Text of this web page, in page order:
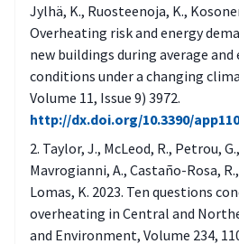
yleistymiseen?
Mitkä paikalliset tekijät
lämpösaarekeilmiötä
kaupunkirakenne /
materiaalit, viheralueiden
Onko nämä
tekijät huomioitu
mahdollisuuden mukaan
liikalämpöä tuottavia
Jylhä, K., Ruosteenoja, K.,
Overheating risk and energy
new buildings during average
conditions under a changing
Volume 11, Issue 9) 3972.
http://dx.doi.org/10.3390/
Taylor, J., McLeod, R., Petrou,
Mavrogianni, A., Castaño-Rosa,
Lomas, K. 2023. Ten questions
overheating in Central and
and Environment, Volume 234,